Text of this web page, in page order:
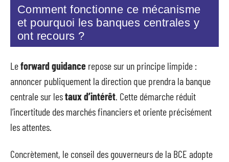
Comment fonctionne ce mécanisme
et pourquoi les banques centrales y
ont recours ?
Leforward guidance repose sur un principe limpide :
annoncer publiquement la direction que prendra la banque
centrale sur lestaux d’intérêt. Cette démarche réduit
l’incertitude des marchés financiers et oriente précisément
les attentes.
Concrètement, le conseil des gouverneurs de la BCE adopte